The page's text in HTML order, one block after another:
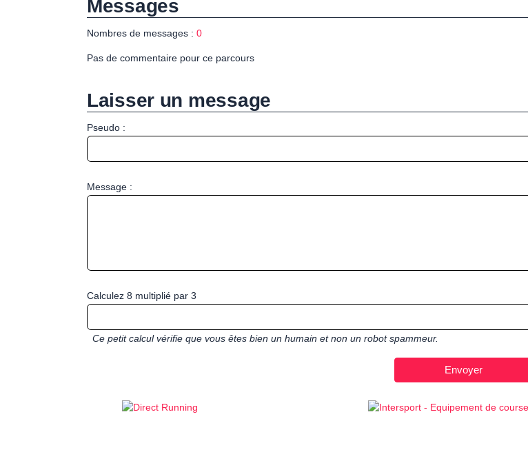
Messages
Nombres de messages : 0
Pas de commentaire pour ce parcours
Laisser un message
Pseudo :
Message :
Calculez 8 multiplié par 3
Ce petit calcul vérifie que vous êtes bien un humain et non un robot spammeur.